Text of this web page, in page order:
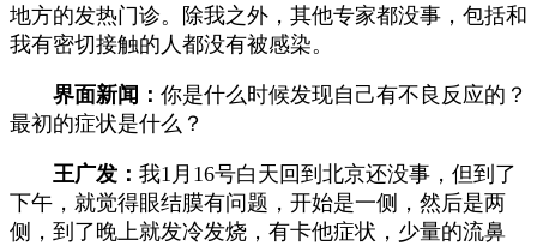
地方的发热门诊。除我之外，其他专家都没事，包括和
我有密切接触的人都没有被感染。
界面新闻： 你是什么时候发现自己有不良反应的？
最初的症状是什么？
王广发： 我1月16号白天回到北京还没事，但到了
下午，就觉得眼结膜有问题，开始是一侧，然后是两
侧，到了晚上就发冷发烧，有卡他症状，少量的流鼻